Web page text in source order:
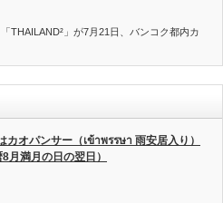
THAILAND²」が7月21日、バンコク都内カ
カオパンサー（เข้าพรรษา 雨安居入り）
月満月の日の翌日）